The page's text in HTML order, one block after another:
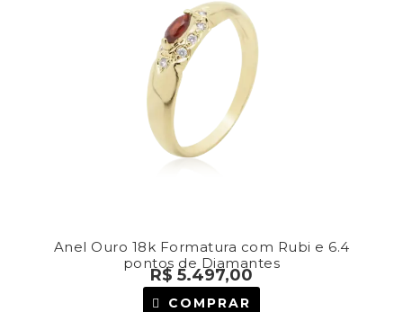
Anel Ouro 18k Formatura com Rubi e 6.4
pontos de Diamantes
R$5.497,00
COMPRAR